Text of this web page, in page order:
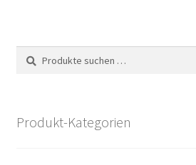
Suche
nach:
Suchen
Produkt-Kategorien